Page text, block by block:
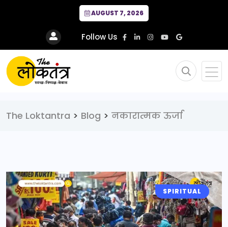
AUGUST 7, 2026
Follow Us
The Loktantra > Blog > नकारात्मक ऊर्जा
SPIRITUAL